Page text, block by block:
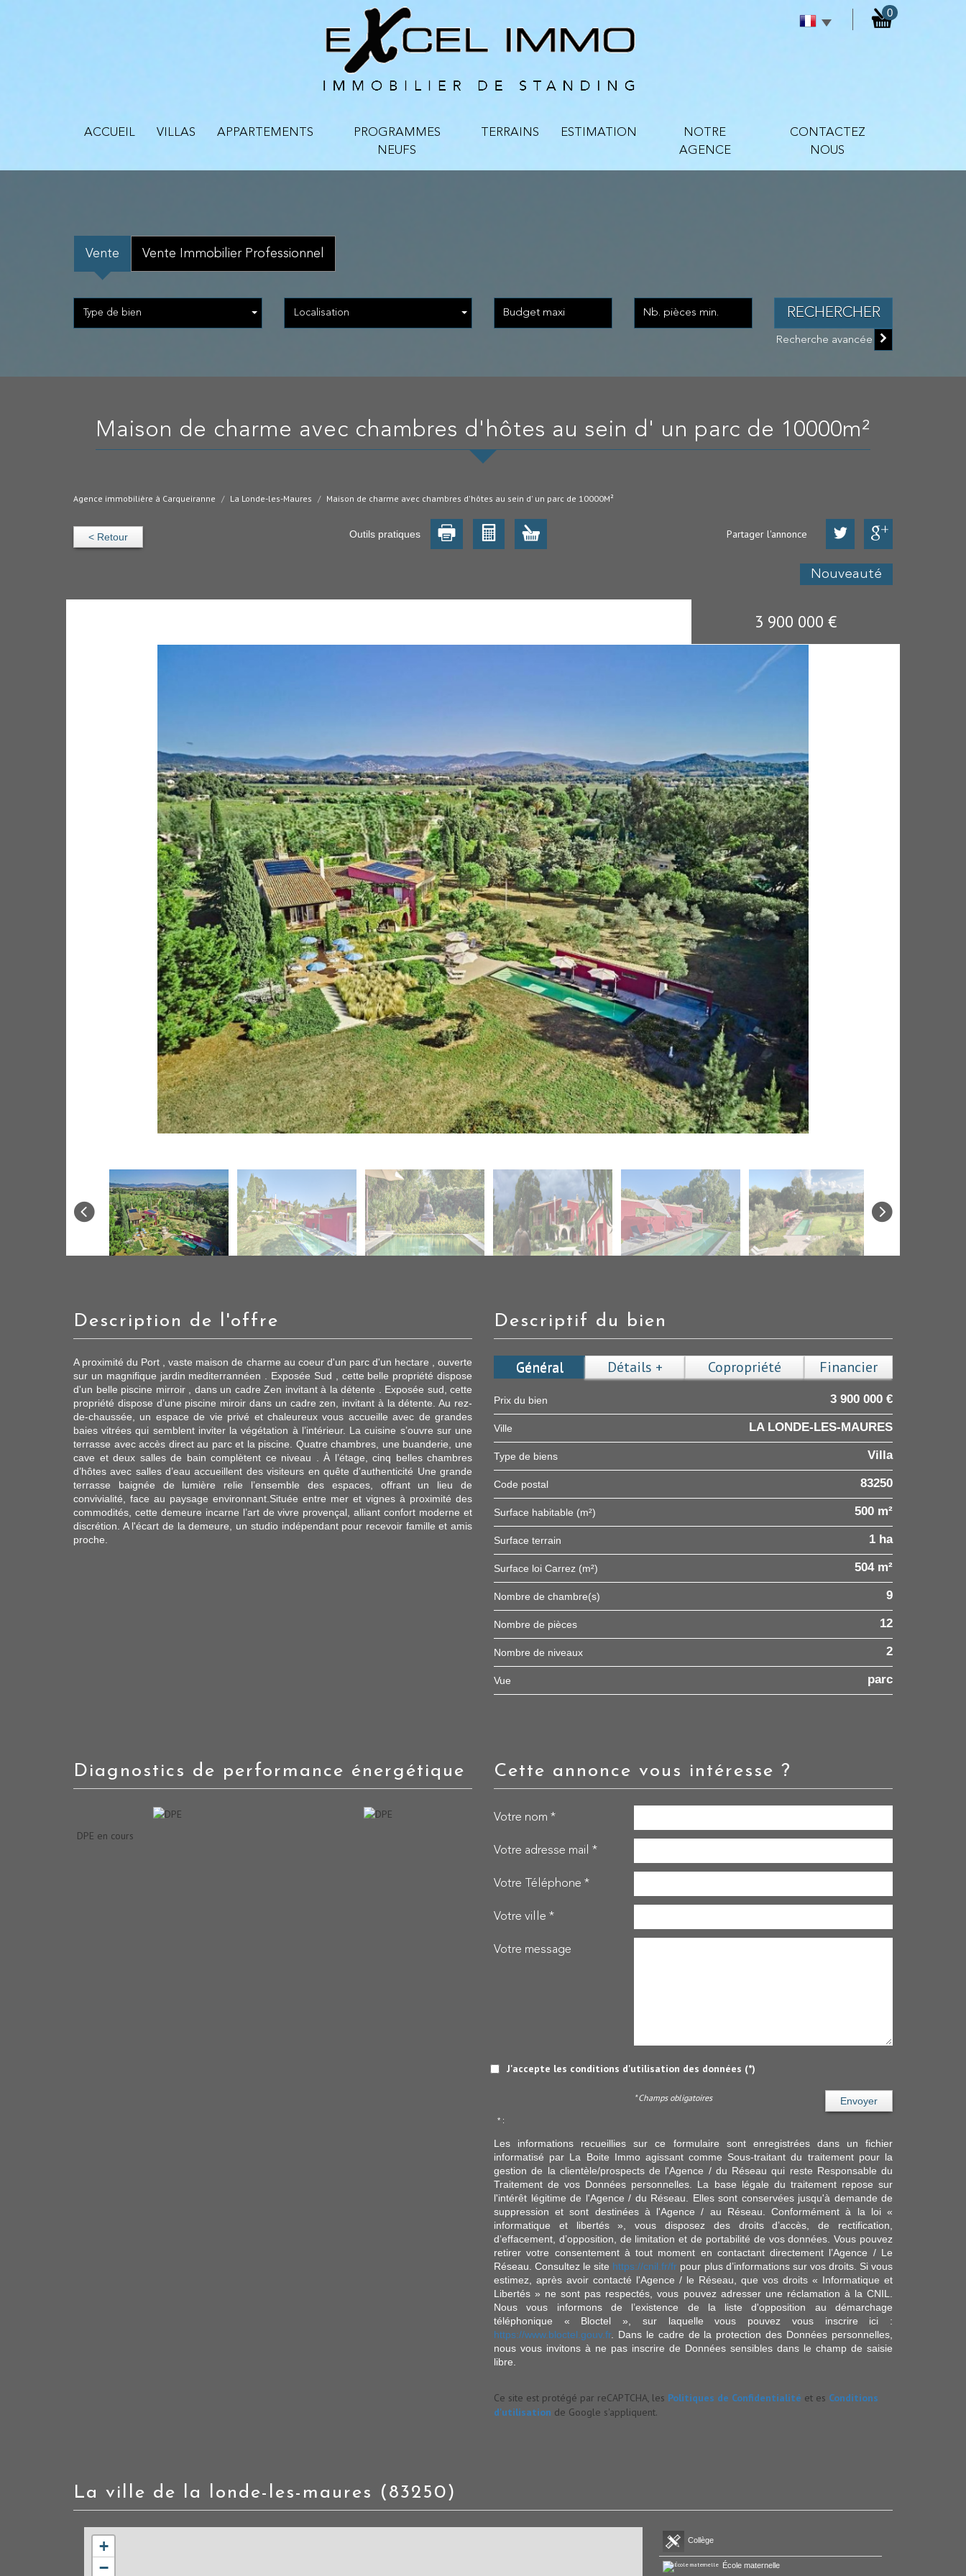
0
ACCUEIL VILLAS APPARTEMENTS
PROGRAMMES
NEUFS
TERRAINS ESTIMATION
NOTRE
AGENCE
CONTACTEZ
NOUS
Vente Vente Immobilier Professionnel
Type de bien Localisation RECHERCHER
Recherche avancée
maison de charme avec chambres d'hôtes au sein d' un parc de 10000m²
Agence immobilière à Carqueiranne La Londe-les-Maures Maison de charme avec chambres d'hôtes au sein d' un parc de 10000M²
< Retour Outils pratiques Partager l'annonce
Nouveauté
3 900 000 €
description de l'offre
A proximité du Port , vaste maison de charme au coeur d'un parc d'un hectare , ouverte
sur un magnifique jardin mediterrannéen . Exposée Sud , cette belle propriété dispose
d'un belle piscine mirroir , dans un cadre Zen invitant à la détente . Exposée sud, cette
propriété dispose d’une piscine miroir dans un cadre zen, invitant à la détente. Au rez-
de-chaussée, un espace de vie privé et chaleureux vous accueille avec de grandes
baies vitrées qui semblent inviter la végétation à l’intérieur. La cuisine s’ouvre sur une
terrasse avec accès direct au parc et la piscine. Quatre chambres, une buanderie, une
cave et deux salles de bain complètent ce niveau . À l’étage, cinq belles chambres
d’hôtes avec salles d’eau accueillent des visiteurs en quête d’authenticité Une grande
terrasse baignée de lumière relie l’ensemble des espaces, offrant un lieu de
convivialité, face au paysage environnant.Située entre mer et vignes à proximité des
commodités, cette demeure incarne l’art de vivre provençal, alliant confort moderne et
discrétion. A l'écart de la demeure, un studio indépendant pour recevoir famille et amis
proche.
descriptif du bien
Général Détails + Copropriété Financier
Prix du bien 3 900 000 €
Ville LA LONDE-LES-MAURES
Type de biens Villa
Code postal 83250
Surface habitable (m²) 500 m²
surface terrain 1 ha
Surface loi Carrez (m²) 504 m²
Nombre de chambre(s) 9
Nombre de pièces 12
Nombre de niveaux 2
Vue parc
diagnostics de performance énergétique
DPE en cours
cette annonce vous intéresse ?
Votre nom *
Votre adresse mail *
Votre Téléphone *
Votre ville *
Votre message
J'accepte les conditions d'utilisation des données (*)
Envoyer
* Champs obligatoires
* :
Les informations recueillies sur ce formulaire sont enregistrées dans un fichier
informatisé par La Boite Immo agissant comme Sous-traitant du traitement pour la
gestion de la clientèle/prospects de l'Agence / du Réseau qui reste Responsable du
Traitement de vos Données personnelles. La base légale du traitement repose sur
l'intérêt légitime de l'Agence / du Réseau. Elles sont conservées jusqu'à demande de
suppression et sont destinées à l'Agence / au Réseau. Conformément à la loi «
informatique et libertés », vous disposez des droits d’accès, de rectification,
d’effacement, d’opposition, de limitation et de portabilité de vos données. Vous pouvez
retirer votre consentement à tout moment en contactant directement l’Agence / Le
Réseau. Consultez le site https://cnil.fr/fr pour plus d’informations sur vos droits. Si vous
estimez, après avoir contacté l'Agence / le Réseau, que vos droits « Informatique et
Libertés » ne sont pas respectés, vous pouvez adresser une réclamation à la CNIL.
Nous vous informons de l’existence de la liste d'opposition au démarchage
téléphonique « Bloctel », sur laquelle vous pouvez vous inscrire ici :
https://www.bloctel.gouv.fr. Dans le cadre de la protection des Données personnelles,
nous vous invitons à ne pas inscrire de Données sensibles dans le champ de saisie
libre.
Ce site est protégé par reCAPTCHA, les Politiques de Confidentialité et es Conditions
d'utilisation de Google s'appliquent.
la ville de la londe-les-maures (83250)
+
−
Collège
École maternelle